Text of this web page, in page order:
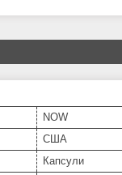
NOW
США
Капсули